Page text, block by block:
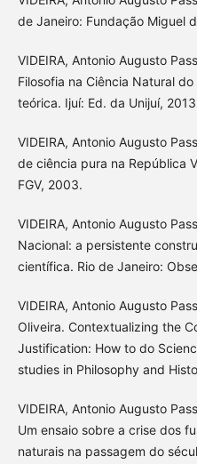
de Janeiro: Fundação Miguel
VIDEIRA, Antonio Augusto
Filosofia na Ciência Natural
teórica. Ijuí: Ed. da Unijuí,
VIDEIRA, Antonio Augusto
de ciência pura na República
FGV, 2003.
VIDEIRA, Antonio Augusto
Nacional: a persistente
científica. Rio de Janeiro:
VIDEIRA, Antonio Augusto
Oliveira. Contextualizing the
Justification: How to do
studies in Philosophy and
VIDEIRA, Antonio Augusto
Um ensaio sobre a crise dos
naturais na passagem do